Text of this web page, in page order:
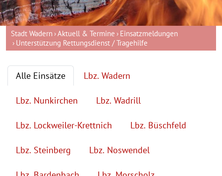
Stadt Wadern Aktuell & Termine
Einsatzmeldungen
Unterstützung Rettungsdienst / Tragehilfe
Alle Einsätze Lbz. Wadern
Lbz. Nunkirchen Lbz. Wadrill
Lbz. Lockweiler-Krettnich Lbz. Büschfeld
Lbz. Steinberg Lbz. Noswendel